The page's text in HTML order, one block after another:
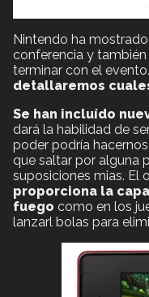
Nintendo ha
conferencia y
terminar con el evento.
detallaremos
Se han incluído
dará la habilidad de
poder podría
que saltar por alguna
suposiciones mias. El
proporciona la
fuego como en los
lanzarl bolas para